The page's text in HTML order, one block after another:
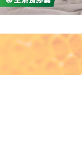
下殺33折✦父親節尊享組
龍眼蜜｜國際三星認證
8